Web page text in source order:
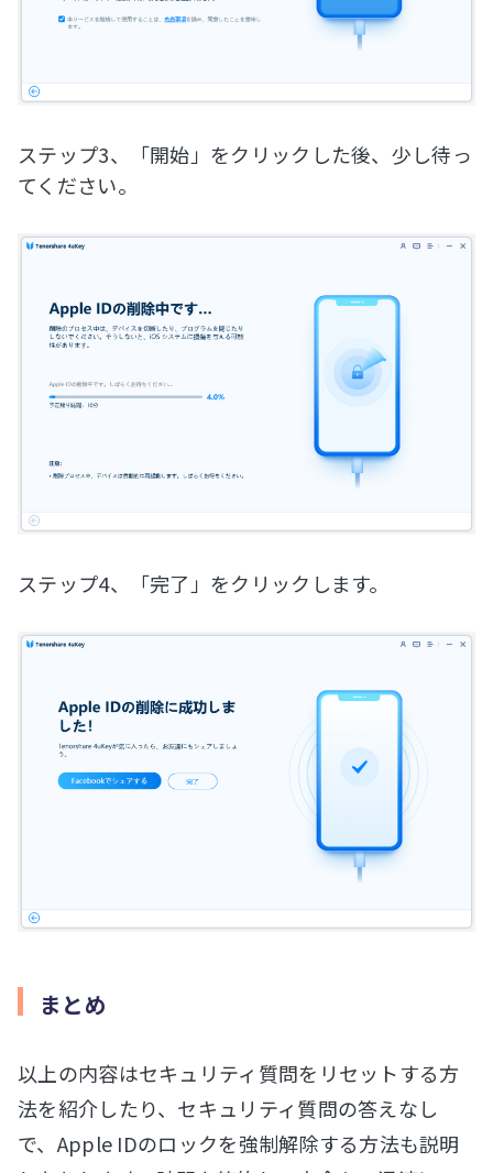
ステップ3、「開始」をクリックした後、少し待っ
てください。
ステップ4、「完了」をクリックします。
まとめ
以上の内容はセキュリティ質問をリセットする方
法を紹介したり、セキュリティ質問の答えなし
で、Apple IDのロックを強制解除する方法も説明